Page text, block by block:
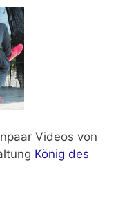
Videos von
König des